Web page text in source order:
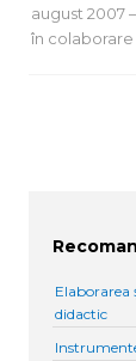
august 2007
în
Elaborarea
didactic